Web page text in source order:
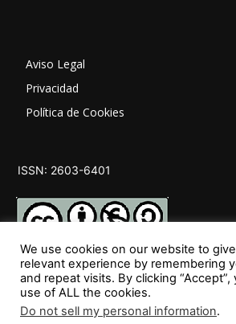
Aviso Legal
Privacidad
Política de Cookies
ISSN: 2603-6401
SÍGUENOS
We use cookies on our website to
relevant experience by remembering
and repeat visits. By clicking
use of ALL the cookies.
Do not sell my personal information.